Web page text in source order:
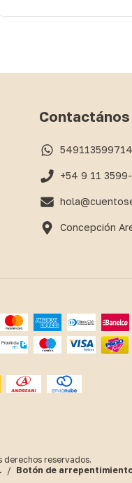
Contactános
+54 9 11
Concepción
reservados.
/ Botón de